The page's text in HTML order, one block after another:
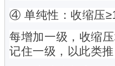
④ 单纯性：收缩压
每增加一级，收缩
记住一级，以此类推